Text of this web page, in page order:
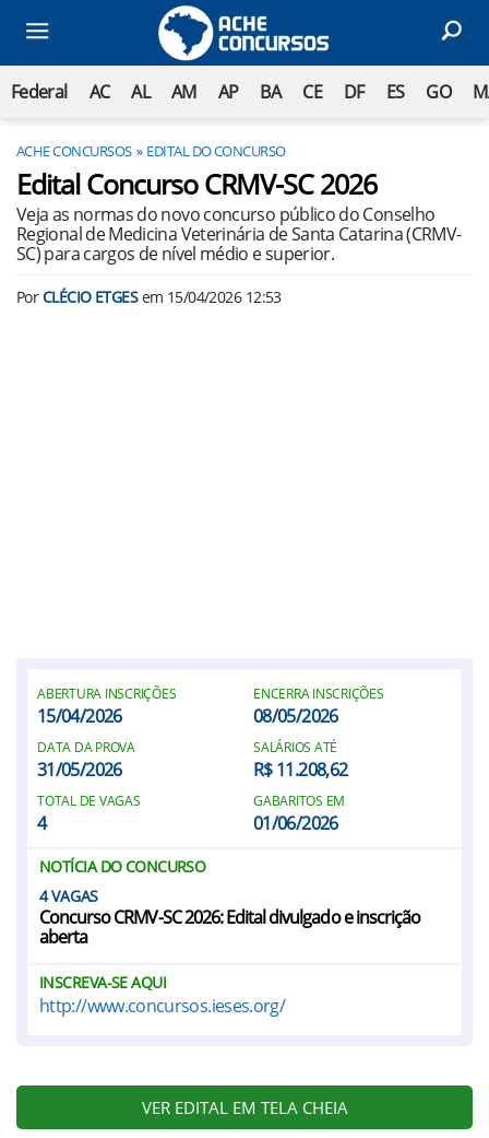
Federal AC AL AM AP BA CE DF ES GO
ACHE CONCURSOS EDITAL DO CONCURSO
Edital Concurso CRMV-SC 2026
Veja as normas do novo concurso público do Conselho
Regional de Medicina Veterinária de Santa Catarina (CRMV-
SC) para cargos de nível médio e superior.
PorCLÉCIO ETGESem 15/04/2026 12:53
ABERTURA INSCRIÇÕES
15/04/2026
ENCERRA INSCRIÇÕES
08/05/2026
DATA DA PROVA
31/05/2026
SALÁRIOS ATÉ
R$ 11.208,62
TOTAL DE VAGAS
4
GABARITOS EM
01/06/2026
NOTÍCIA DO CONCURSO
4
Concurso CRMV-SC 2026: Edital divulgado e inscrição
aberta
INSCREVA-SE AQUI
http://www.concursos.ieses.org/
VER EDITAL EM TELA CHEIA